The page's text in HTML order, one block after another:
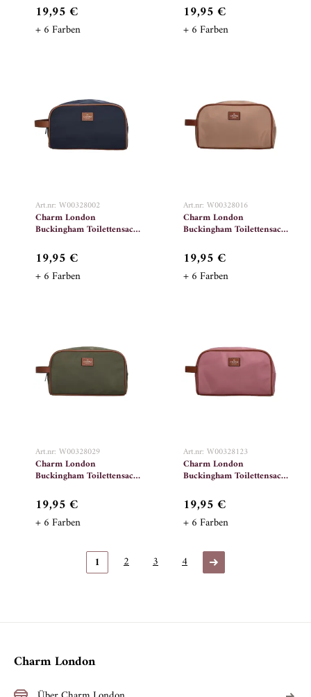
19,95 €
+ 6 Farben
19,95 €
+ 6 Farben
Art.nr: W00328002
Charm London
Buckingham Toilettensack
19,95 €
+ 6 Farben
Art.nr: W00328016
Charm London
Buckingham Toilettensack
19,95 €
+ 6 Farben
Art.nr: W00328029
Charm London
Buckingham Toilettensack
19,95 €
+ 6 Farben
Art.nr: W00328123
Charm London
Buckingham Toilettensack
19,95 €
+ 6 Farben
1 2 3 4
Charm London